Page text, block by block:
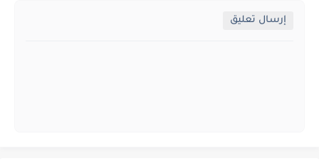
إرسال تعليق